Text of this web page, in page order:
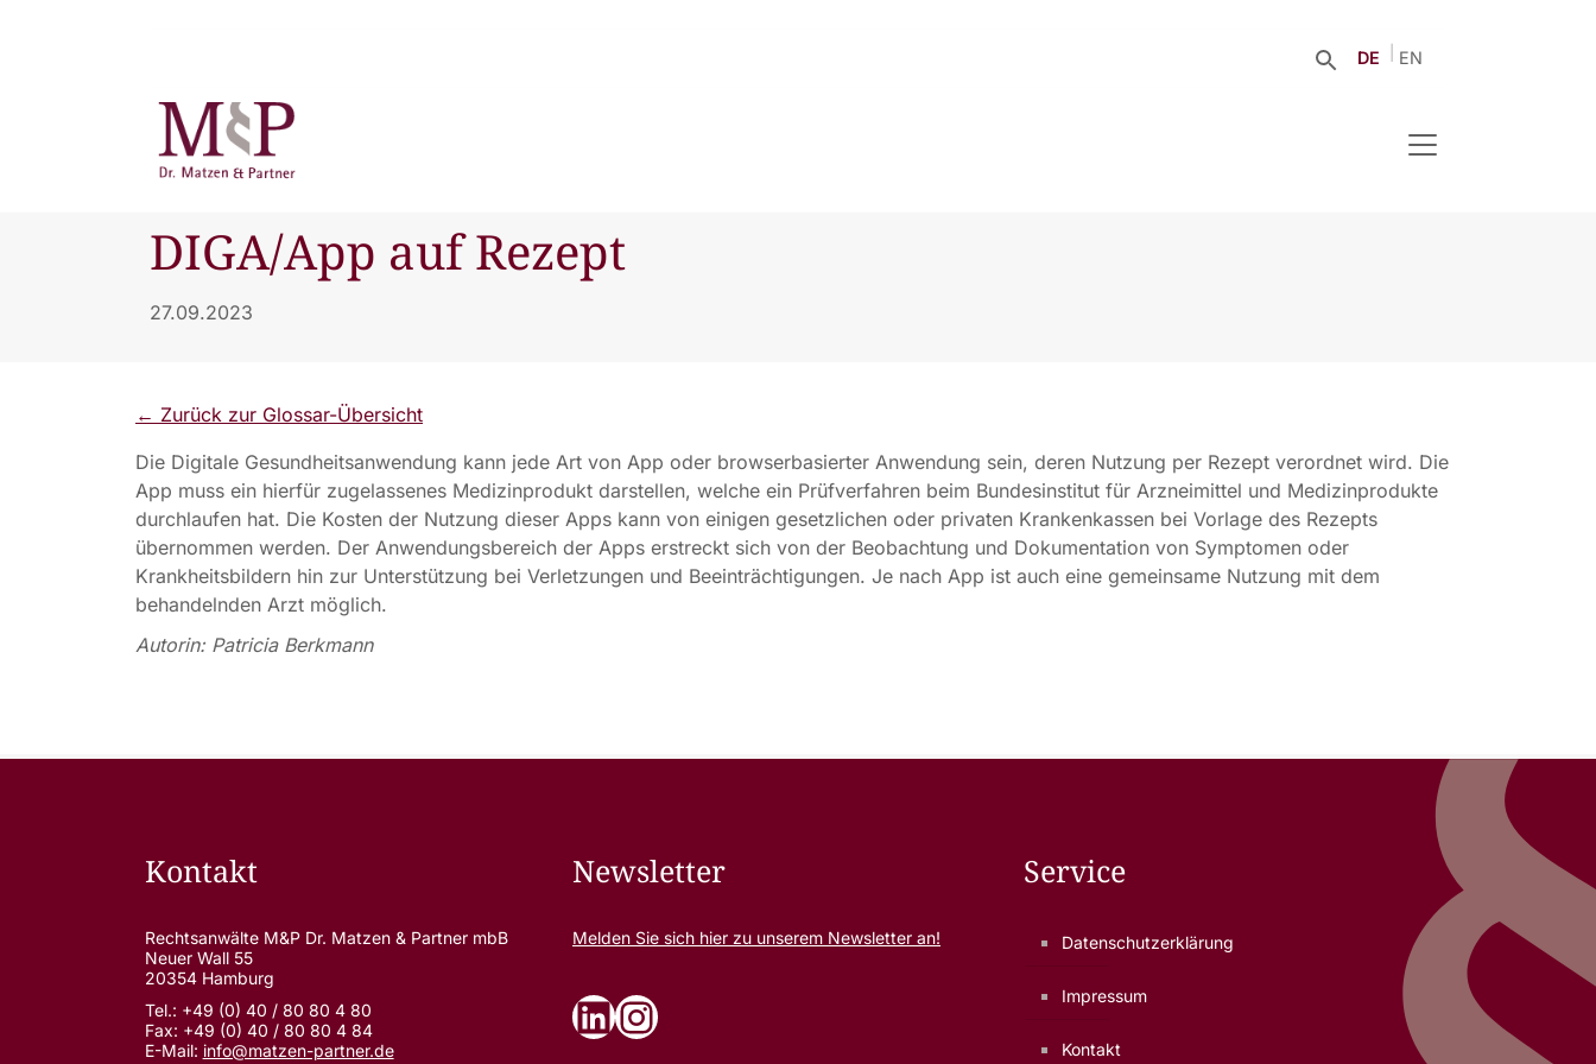
DE EN
DIGA/App auf Rezept
27.09.2023
← Zurück zur Glossar-Übersicht
Die Digitale Gesundheitsanwendung kann jede Art von App oder browserbasierter Anwendung sein, deren Nutzung per Rezept verordnet wird. Die
App muss ein hierfür zugelassenes Medizinprodukt darstellen, welche ein Prüfverfahren beim Bundesinstitut für Arzneimittel und Medizinprodukte
durchlaufen hat. Die Kosten der Nutzung dieser Apps kann von einigen gesetzlichen oder privaten Krankenkassen bei Vorlage des Rezepts
übernommen werden. Der Anwendungsbereich der Apps erstreckt sich von der Beobachtung und Dokumentation von Symptomen oder
Krankheitsbildern hin zur Unterstützung bei Verletzungen und Beeinträchtigungen. Je nach App ist auch eine gemeinsame Nutzung mit dem
behandelnden Arzt möglich.
Autorin: Patricia Berkmann
Kontakt
Rechtsanwälte M&P Dr. Matzen & Partner mbB
Neuer Wall 55
20354 Hamburg
Tel.: +49 (0) 40 / 80 80 4 80
Fax: +49 (0) 40 / 80 80 4 84
E-Mail: info@matzen-partner.de
Newsletter
Melden Sie sich hier zu unserem Newsletter an!
LinkedIn
Instagram
Service
Datenschutzerklärung
Impressum
Kontakt